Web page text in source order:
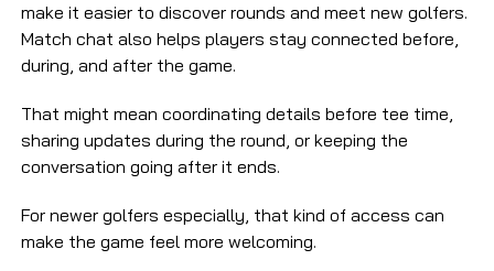
make it easier to discover rounds and meet new golfers.
Match chat also helps players stay connected before,
during, and after the game.
That might mean coordinating details before tee time,
sharing updates during the round, or keeping the
conversation going after it ends.
For newer golfers especially, that kind of access can
make the game feel more welcoming.